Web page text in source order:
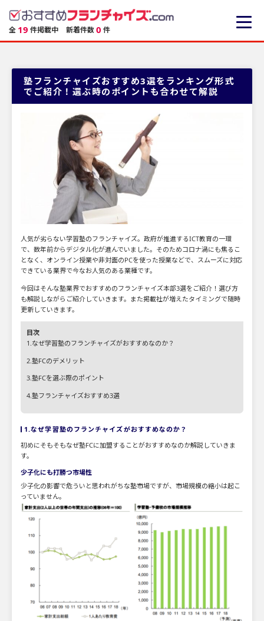
全 19 件掲載中 新着件数0 件
塾フランチャイズおすすめ3選をランキング形式
でご紹介！選ぶ時のポイントも合わせて解説
人気が劣らない学習塾のフランチャイズ。政府が推進するICT教育の一環
で、数年前からデジタル化が進んでいました。そのためコロナ渦にも焦るこ
となく、オンライン授業や非対面のPCを使った授業などで、スムーズに対応
できている業界で今なお人気のある業種です。
今回はそんな塾業界でおすすめのフランチャイズ本部3選をご紹介！選び方
も解説しながらご紹介していきます。また掲載社が増えたタイミングで随時
更新していきます。
目次
1.なぜ学習塾のフランチャイズがおすすめなのか？
2.塾FCのデメリット
3.塾FCを選ぶ際のポイント
4.塾フランチャイズおすすめ3選
1.なぜ学習塾のフランチャイズがおすすめなのか？
初めにそもそもなぜ塾FCに加盟することがおすすめなのか解説していきま
す。
少子化にも打勝つ市場性
少子化の影響で危ういと思われがちな塾市場ですが、市場規模の縮小は起こ
っていません。